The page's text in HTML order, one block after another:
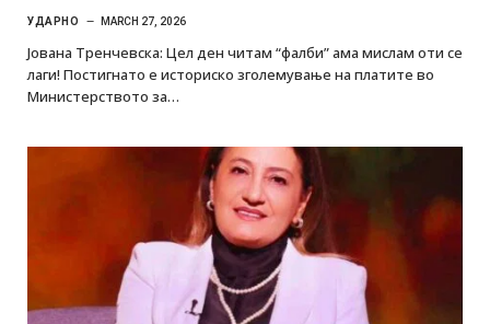
УДАРНО MARCH 27, 2026
Јована Тренчевска: Цел ден читам “фалби” ама мислам оти се
лаги! Постигнато е историско зголемување на платите во
Министерството за…